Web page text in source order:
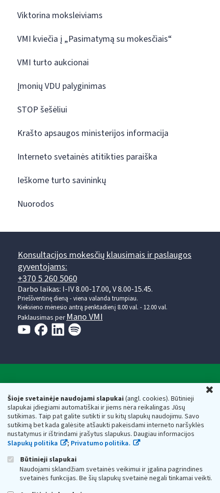
Šioje svetainėje naudojami slapukai(angl. cookies). Būtinieji
slapukai įdiegiami automatiškai ir jiems nėra reikalingas Jūsų
sutikimas. Taip pat galite sutikti ir su kitų slapukų naudojimu. Savo
sutikimą bet kada galėsite atšaukti pakeisdami interneto naršyklės
nustatymus ir ištrindami įrašytus slapukus. Daugiau informacijos
Slapukų politika
; Privatumo politika.
Būtinieji slapukai
Naudojami sklandžiam svetainės veikimui ir įgalina pagrindines
svetainės funkcijas. Be šių slapukų svetainė negali tinkamai veikti.
Viktorina moksleiviams
VMI kviečia į „Pasimatymą su mokesčiais“
VMI turto aukcionai
Įmonių VDU palyginimas
STOP šešėliui
Krašto apsaugos ministerijos informacija
Interneto svetainės atitikties paraiška
Ieškome turto savininkų
Nuorodos
Konsultacijos mokesčių klausimais ir paslaugos
gyventojams:
+370 5 260 5060
Darbo laikas: I-IV 8.00-17.00, V 8.00-15.45.
Prieššventinę dieną - viena valanda trumpiau.
Kiekvieno mėnesio antrą penktadienį 8.00 val. - 12.00 val.
Paklausimas per Mano VMI
Respublikos finansų ministerijos
Biudžetinė įstaiga. Juridinio asmens kodas — 188659752,
adresas: Vasario 16-osios g. 14, 01107 Vilnius, Lietuva, el.paštas:
vmi@vmi.lt, E. pristatymo dėžutės adresas 188659752
Duomenys apie Valstybinę mokesčių inspekciją prie Lietuvos
Respublikos finansų ministerijos kaupiami ir saugomi Juridinių